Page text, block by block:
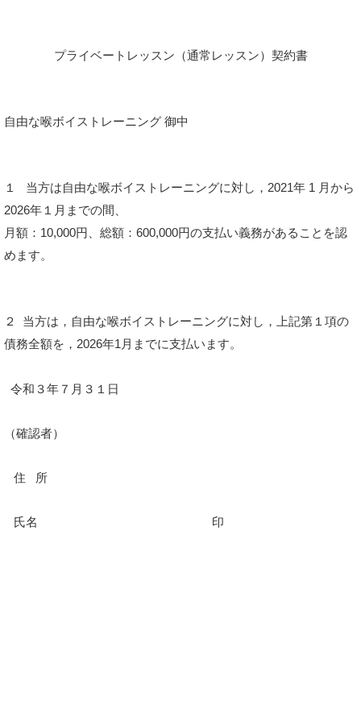
プライベートレッスン（通常レッスン）契約書
自由な喉ボイストレーニング 御中
１
当方は自由な喉ボイストレーニングに対し，2021年 1 月から
2026年１月までの間、
月額：10,000円、総額：600,000円の支払い義務があることを認
めます。
２
当方は，自由な喉ボイストレーニングに対し，上記第１項の
債務全額を，2026年1月までに支払います。
令和３年７月３１日
（確認者）
住 所
氏名 印